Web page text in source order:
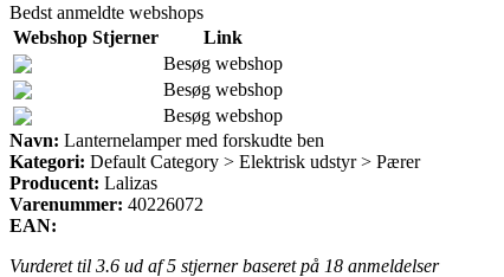
Bedst anmeldte webshops
Webshop Stjerner
Link
Besøg webshop
Besøg webshop
Besøg webshop
Navn: Lanternelamper med forskudte ben
Kategori: Default Category > Elektrisk udstyr > Pærer
Producent: Lalizas
Varenummer: 40226072
EAN:
Vurderet til 3.6 ud af 5 stjerner baseret på 18 anmeldelser